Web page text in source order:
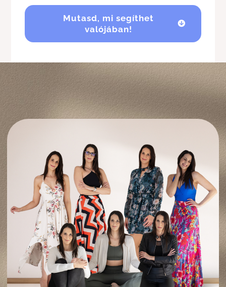
Mutasd, mi segíthet
valójában!